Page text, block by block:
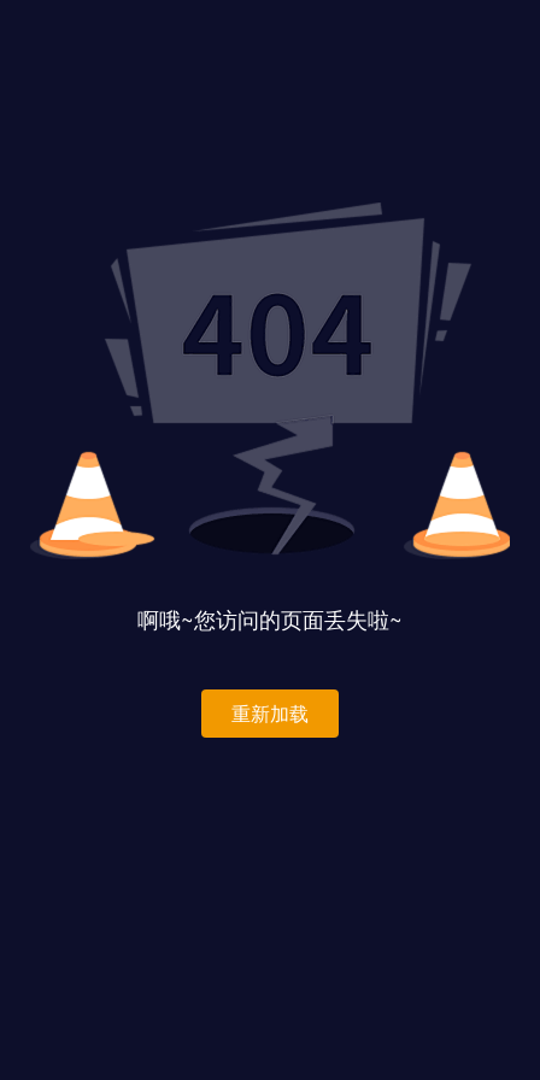
啊哦~您访问的页面丢失啦~
重新加载